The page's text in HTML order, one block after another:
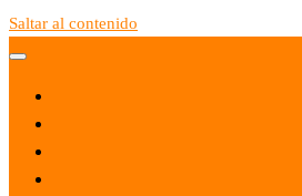
Saltar al contenido